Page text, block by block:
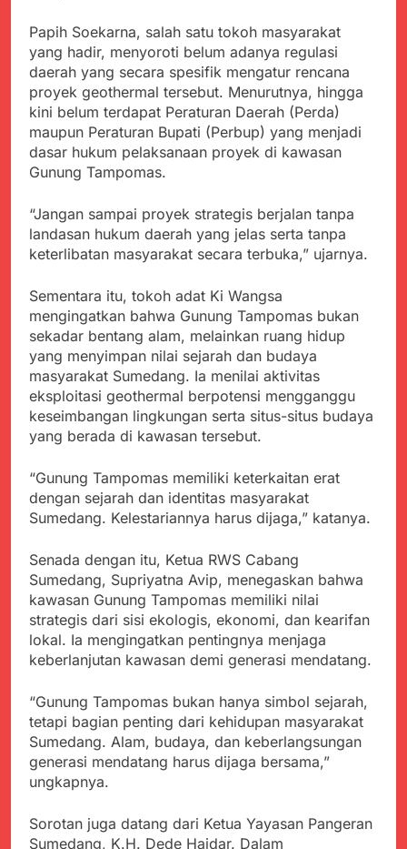
menyalahgunakan
Anggaran Thn 2023.
Juli 19, 2024
Sambut Tahun Ajaran
Baru, Satgas Yonif
310/KK Ajak Pelajar
Bersihkan Lingkungan
Sekolah
Juli 19, 2024
Selisih APBD Tahun
2023 Kab.Sukabumi
Sebesar Rp 31 Miliar
Juli 16, 2024
Ketua DPD JWI
Verifikasi Isu Dugaan
terhadap Kepala KUA
Pabuaran
Aksi Humanis Polri:
Kapolsek Kebonpedes
Bantu Lansia dengan
dan Bersyukur
Agustus 7, 2026
Juta, BGN Benahi Basis
Penerima Program
Makan Bergizi Gratis
Agustus 6, 2026
Zulhas Pastikan SPPG
di Wilayah 3T Tuntas
Pekan Ini, Integrasi
Data MBG Hampir
Rampung
Agustus 6, 2026
Bobby Maulana Pastikan
Kawasan Kuliner Ahmad
Yani Tetap Bersih,
Perkuat Penataan
Pedagang dan
Pengelolaan Sampah
Agustus 6, 2026
Peringatan Hari ASI
Sedunia di Cibadak,
PDIP Tegaskan ASI
adalah Investasi
Peradaban dan Upaya
Cegah Stunting
Agustus 6, 2026
Wujud Kepedulian Polri,
Koordinasikan dan
Berangkatkan Empat
Korban Kebakaran KMP
Mutiara Sentosa 2 ke
Posko Pusat Tg. Perak
Surabaya
Agustus 5, 2026
SMA Negeri Nyalindung
Sukabumi Diduga
Lakukan Pungutan
melalui Komite Sekolah,
Disorot karena Dinilai
Bertentangan dengan
Agustus 4, 2026
Ketua Umum FSP
Maritim Indonesia
Nasional TKBM: “Belum
Ada Keputusan Resmi”
Menjelajahi Potensi
Alam dan Kehangatan
Gotong Royong di
Desa Sukakersa
Agustus 3, 2026
Papih Soekarna, salah satu tokoh masyarakat
yang hadir, menyoroti belum adanya regulasi
daerah yang secara spesifik mengatur rencana
proyek geothermal tersebut. Menurutnya, hingga
kini belum terdapat Peraturan Daerah (Perda)
maupun Peraturan Bupati (Perbup) yang menjadi
dasar hukum pelaksanaan proyek di kawasan
Gunung Tampomas.
“Jangan sampai proyek strategis berjalan tanpa
landasan hukum daerah yang jelas serta tanpa
keterlibatan masyarakat secara terbuka,” ujarnya.
Sementara itu, tokoh adat Ki Wangsa
mengingatkan bahwa Gunung Tampomas bukan
sekadar bentang alam, melainkan ruang hidup
yang menyimpan nilai sejarah dan budaya
masyarakat Sumedang. Ia menilai aktivitas
eksploitasi geothermal berpotensi mengganggu
keseimbangan lingkungan serta situs-situs budaya
yang berada di kawasan tersebut.
“Gunung Tampomas memiliki keterkaitan erat
dengan sejarah dan identitas masyarakat
Sumedang. Kelestariannya harus dijaga,” katanya.
Senada dengan itu, Ketua RWS Cabang
Sumedang, Supriyatna Avip, menegaskan bahwa
kawasan Gunung Tampomas memiliki nilai
strategis dari sisi ekologis, ekonomi, dan kearifan
lokal. Ia mengingatkan pentingnya menjaga
keberlanjutan kawasan demi generasi mendatang.
“Gunung Tampomas bukan hanya simbol sejarah,
tetapi bagian penting dari kehidupan masyarakat
Sumedang. Alam, budaya, dan keberlangsungan
generasi mendatang harus dijaga bersama,”
ungkapnya.
Sorotan juga datang dari Ketua Yayasan Pangeran
Sumedang, K.H. Dede Haidar. Dalam